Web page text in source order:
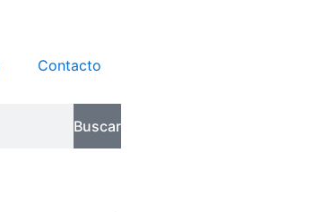
Contacto
Buscar